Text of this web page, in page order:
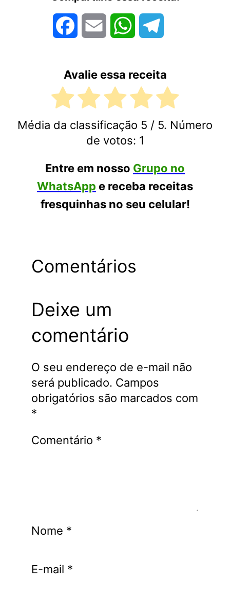
FacebookEmail WhatsApp
Avalie essa receita
Média da classificação 5 / 5. Número
de votos: 1
Entre em nosso Grupo no
WhatsApp e receba receitas
fresquinhas no seu celular!
Comentários
Deixe um
comentário
O seu endereço de e-mail não
será publicado. Campos
obrigatórios são marcados com
*
Comentário *
Nome *
E-mail *